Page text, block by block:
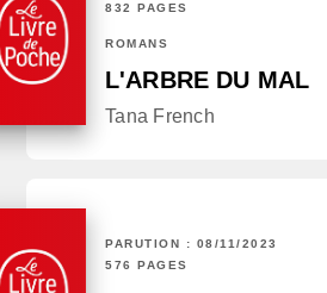
832 PAGES
ROMANS
L'ARBRE DU MAL
Tana French
PARUTION : 08/11/2023
576 PAGES